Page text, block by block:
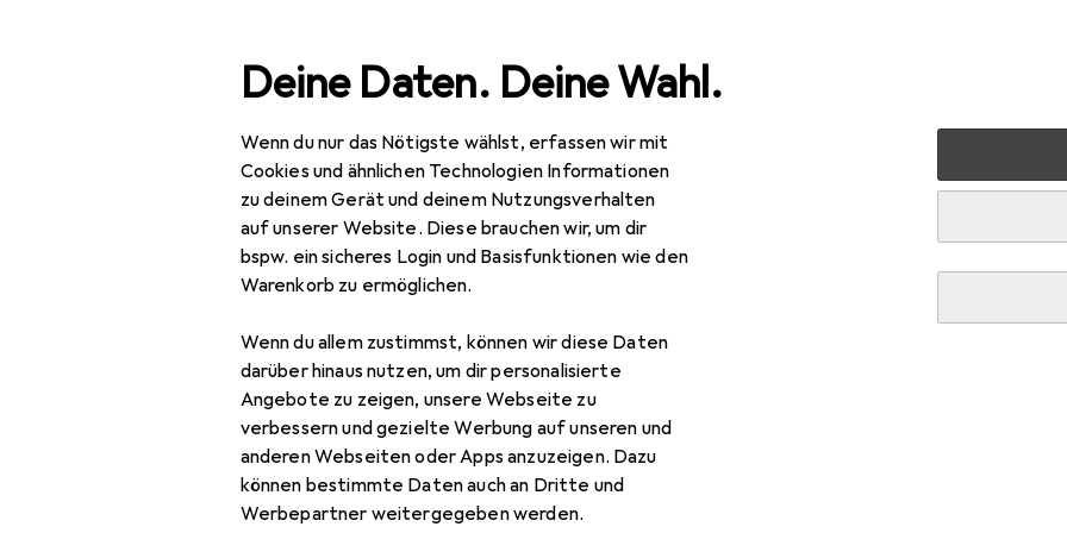
Deine Daten. Deine Wahl.
Wenn du nur das Nötigste wählst, erfassen wir mit
Cookies und ähnlichen Technologien Informationen
zu deinem Gerät und deinem Nutzungsverhalten
auf unserer Website. Diese brauchen wir, um dir
bspw. ein sicheres Login und Basisfunktionen wie den
Warenkorb zu ermöglichen.
Wenn du allem zustimmst, können wir diese Daten
darüber hinaus nutzen, um dir personalisierte
Angebote zu zeigen, unsere Webseite zu
verbessern und gezielte Werbung auf unseren und
anderen Webseiten oder Apps anzuzeigen. Dazu
können bestimmte Daten auch an Dritte und
Werbepartner weitergegeben werden.
Navigation nach Kategorien Gesamtsortiment Baby + Eltern Wickeln